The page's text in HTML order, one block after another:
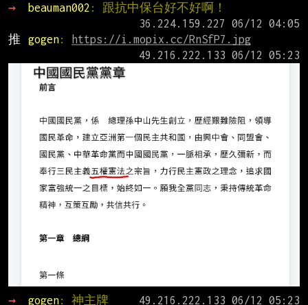
→
beauman002 : 跟抗中保台好不好啊！
推
gogen:
https://i.mopix.cc/RnSfP7.jpg
→ gogen: 神主牌